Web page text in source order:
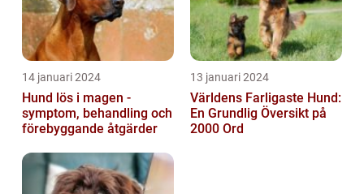
14 januari 2024
Hund lös i magen -
symptom, behandling och
förebyggande åtgärder
13 januari 2024
Världens Farligaste Hund:
En Grundlig Översikt på
2000 Ord